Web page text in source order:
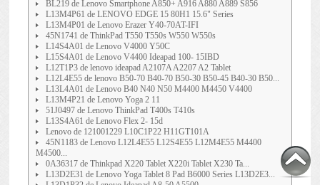
BL219 de Lenovo Smartphone A850+ A916 A880 A889 S856
L13M4P61 de LENOVO EDGE 15 80H1 15.6" Series
L13M4P01 de Lenovo Erazer Y40-70AT-IFI
45N1741 de ThinkPad T550 T550s W550 W550s
L14S4A01 de Lenovo V4000 Y50C
L15S4A01 de Lenovo V4400 Ideapad 100- 15IBD
L12T1P3 de lenovo ideapad A2107A A2207 A2 Tablet
L12L4E55 de lenovo B50-70 B40-70 B50-30 B50-45 B40-30 B50...
L13L4A01 de Lenovo B40 N40 N50 M4400 M4450 V4400
L13M4P21 de Lenovo Yoga 2 11
51J0497 de Lenovo ThinkPad T400s T410s
L13S4A61 de Lenovo Flex 2- 15d
Lenovo de 121001229 L10C1P22 H11GT101A
45N1183 de Lenovo L12L4E55 L12S4E55 L12M4E55 M4400
M4500...
0A36317 de Thinkpad X220 Tablet X220i Tablet X230 Ta...
L13D2E31 de Lenovo Yoga Tablet 8 Pad B6000 Series L13D2E3...